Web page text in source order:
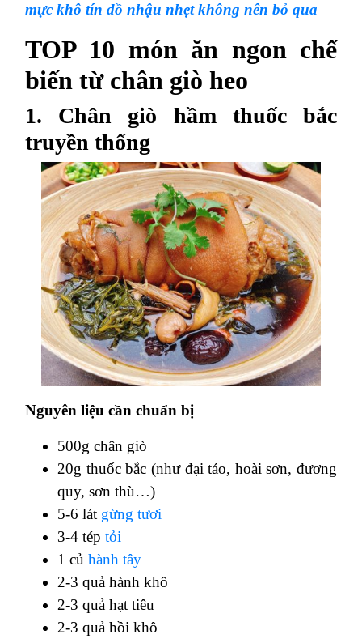
mực khô tín đồ nhậu nhẹt không nên bỏ qua
TOP 10 món ăn ngon chế
biến từ chân giò heo
1. Chân giò hầm thuốc bắc
truyền thống
Nguyên liệu cần chuẩn bị
500g chân giò
20g thuốc bắc (như đại táo, hoài sơn, đương
quy, sơn thù…)
5-6 lát gừng tươi
3-4 tép tỏi
1 củ hành tây
2-3 quả hành khô
2-3 quả hạt tiêu
2-3 quả hồi khô